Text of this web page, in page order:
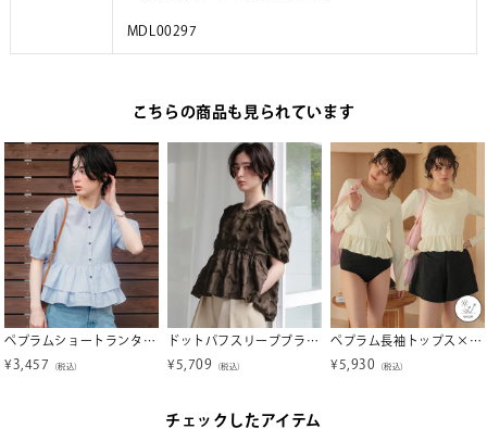
MDL00297
こちらの商品も見られています
ペプラムショートランタンスリーブブラウス【メール便可／100】
¥ 3,457 （税込）
ドットパフスリーブブラウス
¥ 5,709 （税込）
ペプラム長袖トップス×ショーツ/セット水着
¥ 5,930 （税込）
チェックしたアイテム